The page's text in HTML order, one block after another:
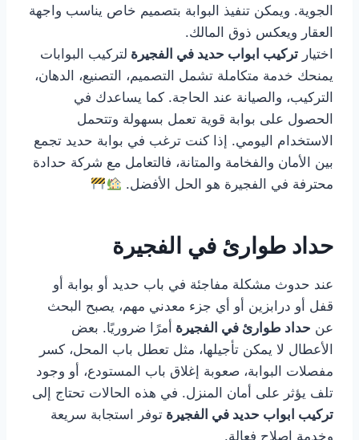
الجوية. ويمكن تنفيذ البوابة بتصميم خاص يناسب واجهة
العقار ويعكس ذوق المالك.
اختيار تركيب ابواب حديد في الفجيرة لتركيب البوابات
يمنحك خدمة متكاملة تشمل التصميم، التصنيع، الدهان،
التركيب، والصيانة عند الحاجة. كما يساعدك في
الحصول على بوابة قوية تعمل بسهولة وتتحمل
الاستخدام اليومي. إذا كنت ترغب في بوابة حديد تجمع
بين الأمان والفخامة والمتانة، فالتعامل مع شركة حدادة
محترفة في الفجيرة هو الحل الأفضل.
حداد طوارئ في الفجيرة
عند حدوث مشكلة مفاجئة في باب حديد أو بوابة أو
قفل أو درابزين أو أي جزء معدني مهم، يصبح البحث
عن حداد طوارئ في الفجيرة أمرًا ضروريًا. بعض
الأعطال لا يمكن تأجيلها، مثل تعطل باب المحل، كسر
مفصلات البوابة، صعوبة إغلاق باب المستودع، أو وجود
تلف يؤثر على أمان المنزل. في هذه الحالات تحتاج إلى
تركيب ابواب حديد في الفجيرة توفر استجابة سريعة
وخدمة إصلاح فعالة.